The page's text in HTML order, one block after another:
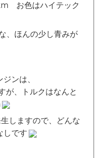
お色はハイテック
、ほんの少し青みが
ンは、
、トルクはなんと
しますので、どんな
しです